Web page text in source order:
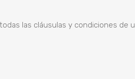
las cláusulas y condiciones de